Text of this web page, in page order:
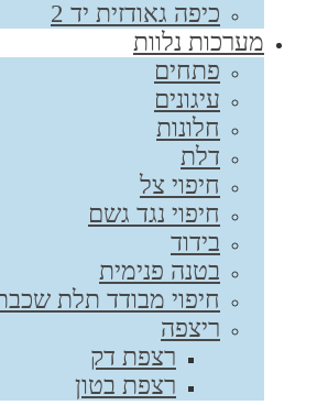
כיפה גאודזית יד 2
מערכות נלוות
פתחים
עיגונים
חלונות
דלת
חיפוי צל
חיפוי נגד גשם
בידוד
בטנה פנימית
חיפוי מבודד תלת שכבתי
ריצפה
רצפת דק
רצפת בטון